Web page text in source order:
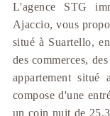
L'agence STG
Ajaccio, vous
situé à Suartello,
des commerces,
appartement situé
compose d'une
un coin nuit de